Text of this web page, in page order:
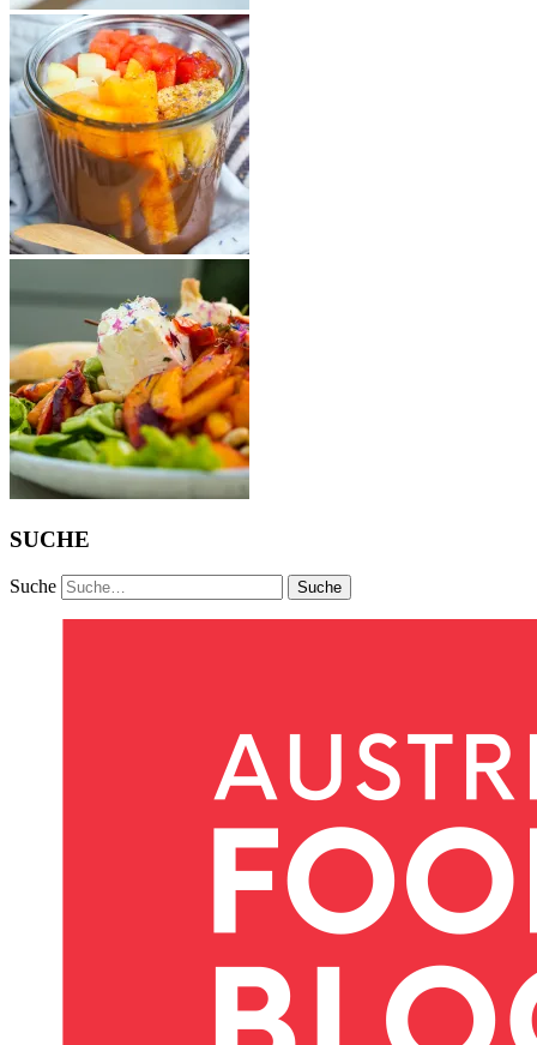
SUCHE
Suche